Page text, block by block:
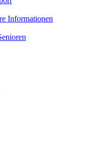
Informationen